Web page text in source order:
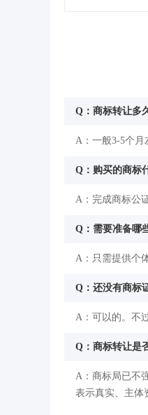
Q：商标转让多
A：一般3-5个月
Q：购买的商标
A：完成商标公
Q：需要准备哪
A：只需提供个
Q：还没有商标
A：可以的。不
Q：商标转让是
A：商标局已不
表示真实、主体